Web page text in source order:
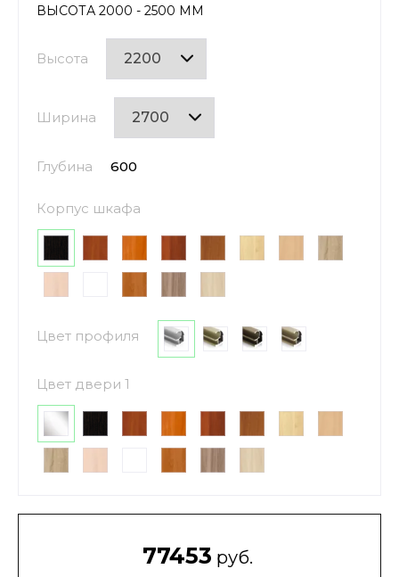
ВЫСОТА 2000 - 2500 ММ
Высота
Ширина
Глубина 600
Корпус шкафа
Цвет профиля
Цвет двери 1
77453 руб.